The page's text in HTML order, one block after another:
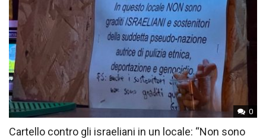
0
Cartello contro gli israeliani in un locale: “Non sono